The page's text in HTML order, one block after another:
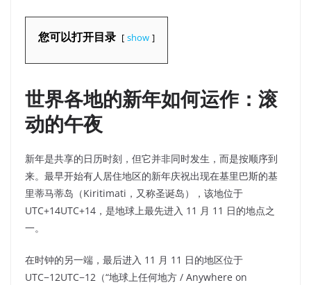
您可以打开目录 show
世界各地的新年如何运作：滚
动的午夜
新年是共享的日历时刻，但它并非同时发生，而是按顺序到
来。最早开始有人居住地区的新年庆祝出现在基里巴斯的基
里蒂马蒂岛（Kiritimati，又称圣诞岛），该地位于
UTC+14UTC+14，是地球上最先进入 11 月 11 日的地点之
一。
在时钟的另一端，最后进入 11 月 11 日的地区位于
UTC−12UTC−12（“地球上任何地方 / Anywhere on